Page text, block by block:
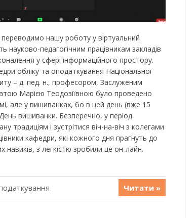
нашу роботу у віртуальний
науково-педагогічним працівникам закладів
у сфері інформаційного простору.
обліку та оподаткування Національної
– д. пед. н., професором, Заслуженим
Марією Теодозіївною було проведено
але у вишиванках, бо в цей день (вже 15
вишиванки. Безперечно, у період
традиціям і зустрітися віч-на-віч з колегами
кафедри, які кожного дня прагнуть до
навиків, з легкістю зробили це он-лайн.
Читати »